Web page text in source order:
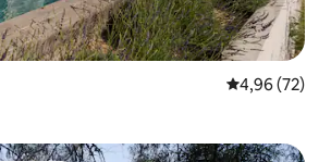
4,96 de uma
4,96 (72)